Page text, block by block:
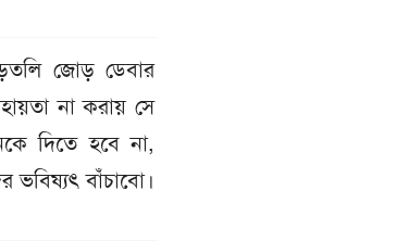
জোড় ডেবার
না করায় সে
দিতে হবে না,
বাঁচাবো।